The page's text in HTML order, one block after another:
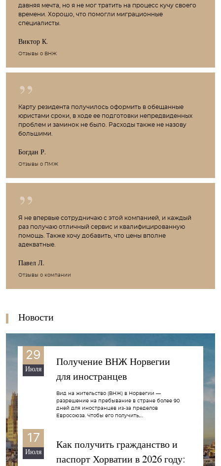
давняя мечта, но я не мог тратить на процесс кучу своего
времени. Хорошо, что помогли миграционные
специалисты.
Виктор К.
Отзывы о ВНЖ
Карту резидента получилось оформить в обещанные
юристами сроки, в ходе ее подготовки непредвиденных
проблем и заминок не было. Расходы также не назову
большими.
Богдан Р.
Отзывы о ПМЖ
Я не впервые сотрудничаю с этой компанией, и каждый
раз получаю отличный сервис и квалифицированную
помощь. Также хочу добавить, что цены вполне
адекватные.
Павел Л.
Отзывы о компании
Новости
29
Июля
Получение ВНЖ Норвегии
для иностранцев
Вид на жительство (ВНЖ) в Норвегии —
разрешение на пребывание в стране более 90
дней для иностранцев из-за пределов
Евросоюза. Чтобы его получить,...
17
Июля
Как получить гражданство и
паспорт Хорватии в 2026 году: